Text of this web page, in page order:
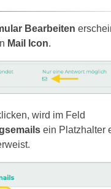
Bearbeiten
Mail Icon.
wird im Feld
ein Platzhalter